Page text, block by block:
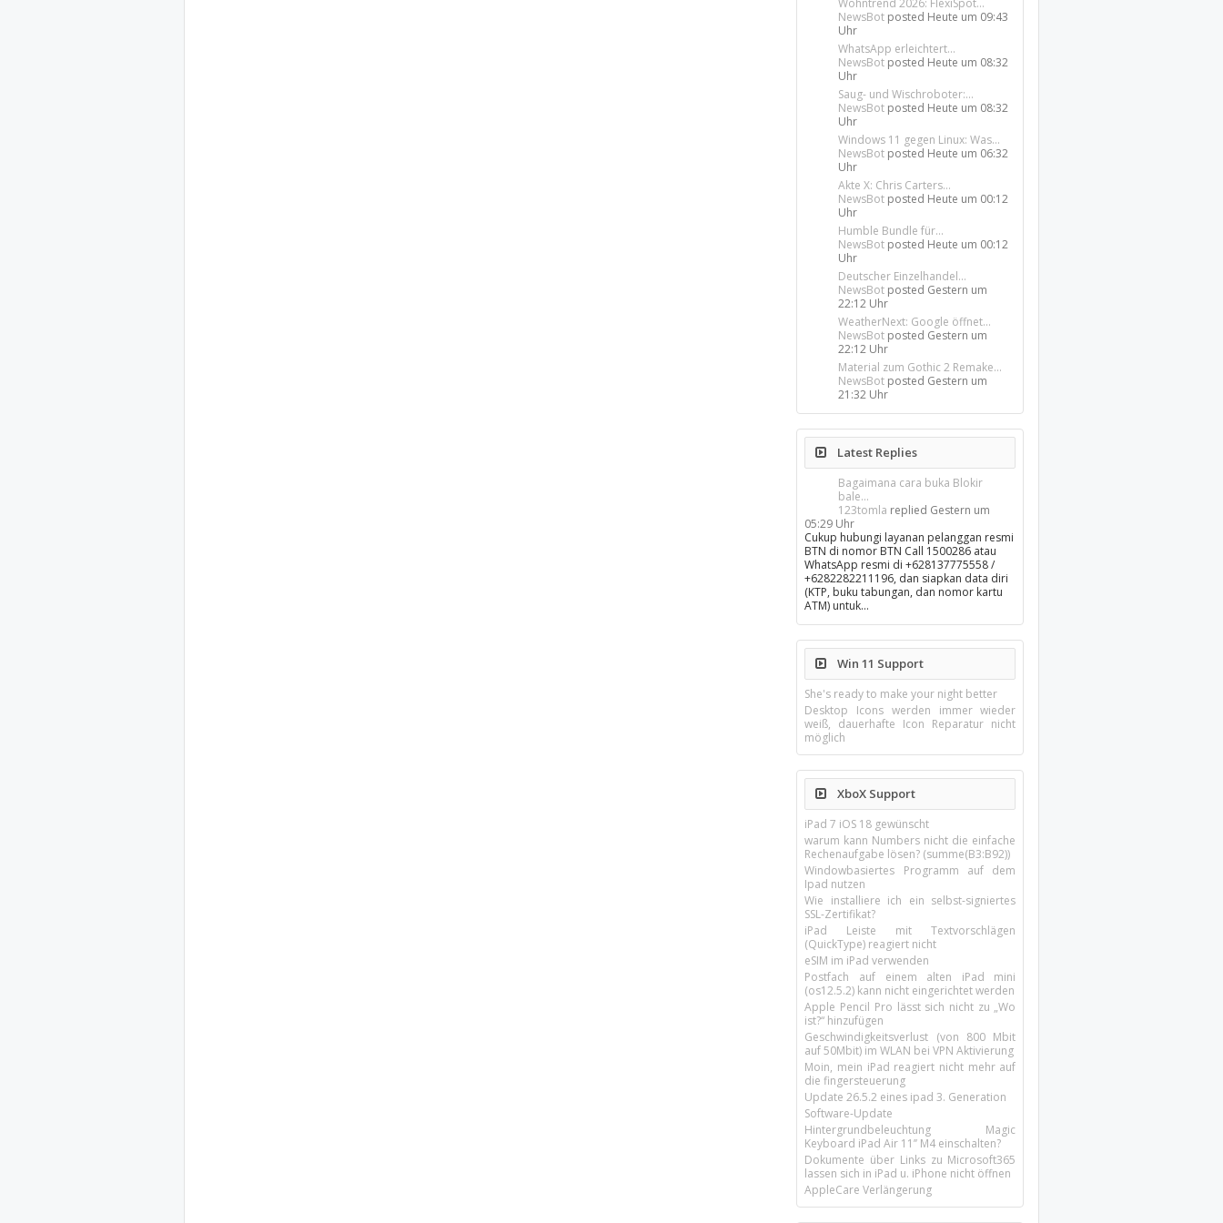
Wohntrend 2026: FlexiSpot...
NewsBot posted Heute um 09:43
Uhr
WhatsApp erleichtert...
NewsBot posted Heute um 08:32
Uhr
Saug- und Wischroboter:...
NewsBot posted Heute um 08:32
Uhr
Windows 11 gegen Linux: Was...
NewsBot posted Heute um 06:32
Uhr
Akte X: Chris Carters...
NewsBot posted Heute um 00:12
Uhr
Humble Bundle für...
NewsBot posted Heute um 00:12
Uhr
Deutscher Einzelhandel...
NewsBot posted Gestern um
22:12 Uhr
WeatherNext: Google öffnet...
NewsBot posted Gestern um
22:12 Uhr
Material zum Gothic 2 Remake...
NewsBot posted Gestern um
21:32 Uhr
Latest Replies
Bagaimana cara buka Blokir
bale...
123tomla replied Gestern um
05:29 Uhr
Cukup hubungi layanan pelanggan resmi
BTN di nomor BTN Call 1500286 atau
WhatsApp resmi di +628137775558 /
+6282282211196, dan siapkan data diri
(KTP, buku tabungan, dan nomor kartu
ATM) untuk…
Win 11 Support
She's ready to make your night better
Desktop Icons werden immer wieder
weiß, dauerhafte Icon Reparatur nicht
möglich
XboX Support
iPad 7 iOS 18 gewünscht
warum kann Numbers nicht die einfache
Rechenaufgabe lösen? (summe(B3:B92))
Windowbasiertes Programm auf dem
Ipad nutzen
Wie installiere ich ein selbst-signiertes
SSL-Zertifikat?
iPad Leiste mit Textvorschlägen
(QuickType) reagiert nicht
eSIM im iPad verwenden
Postfach auf einem alten iPad mini
(os12.5.2) kann nicht eingerichtet werden
Apple Pencil Pro lässt sich nicht zu „Wo
ist?“ hinzufügen
Geschwindigkeitsverlust (von 800 Mbit
auf 50Mbit) im WLAN bei VPN Aktivierung
Moin, mein iPad reagiert nicht mehr auf
die fingersteuerung
Update 26.5.2 eines ipad 3. Generation
Software-Update
Hintergrundbeleuchtung Magic
Keyboard iPad Air 11’’ M4 einschalten?
Dokumente über Links zu Microsoft365
lassen sich in iPad u. iPhone nicht öffnen
AppleCare Verlängerung